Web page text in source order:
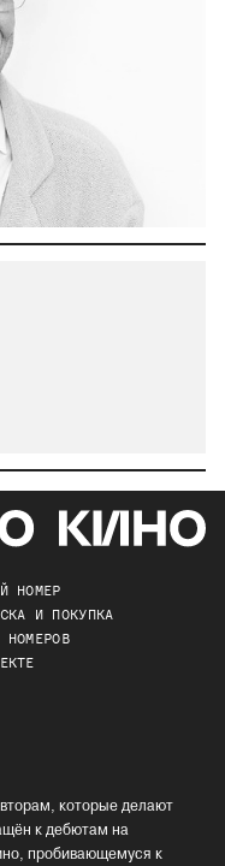
НОМЕР
И ПОКУПКА
НОМЕРОВ
которые делают
к дебютам на
пробивающемуся к